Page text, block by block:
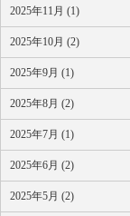
2025年11月 (1)
2025年10月 (2)
2025年9月 (1)
2025年8月 (2)
2025年7月 (1)
2025年6月 (2)
2025年5月 (2)